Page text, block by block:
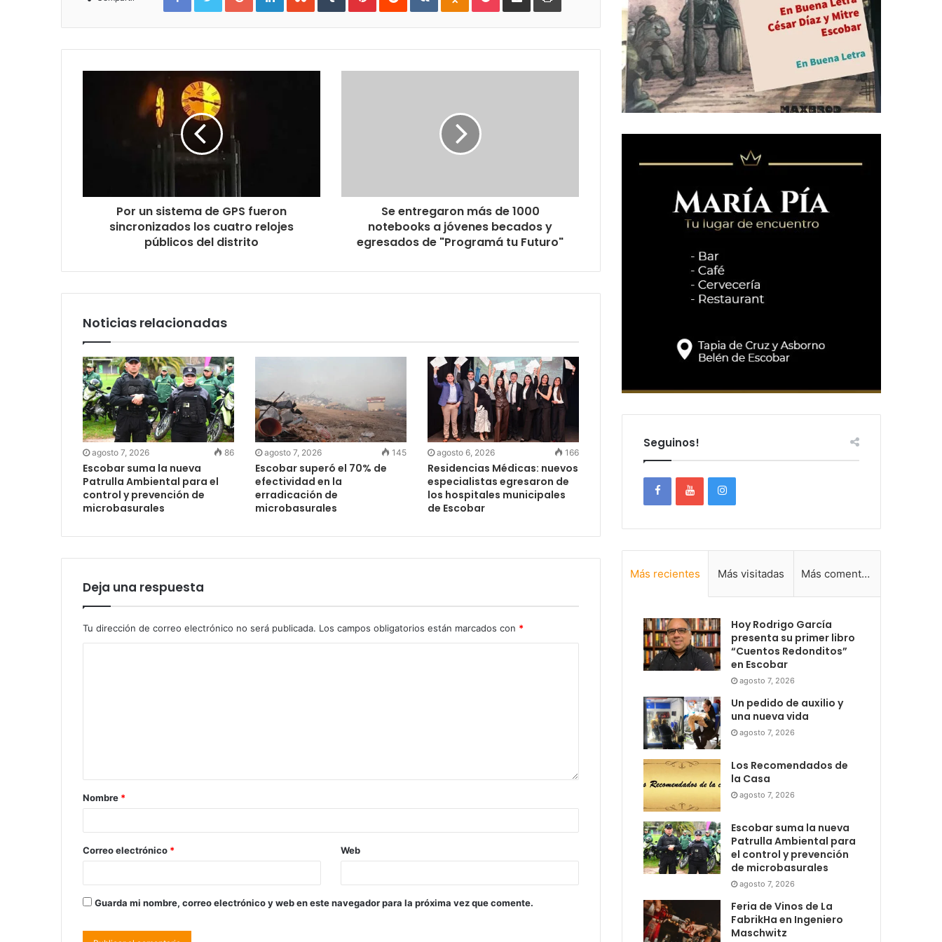
Por un sistema de GPS fueron
sincronizados los cuatro relojes
públicos del distrito
Se entregaron más de 1000
notebooks a jóvenes becados y
egresados de "Programá tu Futuro"
Noticias relacionadas
agosto 7, 2026 86
Escobar suma la nueva
Patrulla Ambiental para el
control y prevención de
microbasurales
agosto 7, 2026 145
Escobar superó el 70% de
efectividad en la
erradicación de
microbasurales
agosto 6, 2026 166
Residencias Médicas: nuevos
especialistas egresaron de
los hospitales municipales
de Escobar
Deja una respuesta
Tu dirección de correo electrónico no será publicada. Los campos obligatorios están marcados con *
Nombre *
Correo electrónico * Web
Guarda mi nombre, correo electrónico y web en este navegador para la próxima vez que comente.
Seguinos!
Más recientes Más visitadas Más comentadas
Hoy Rodrigo García
presenta su primer libro
“Cuentos Redonditos”
en Escobar
agosto 7, 2026
Un pedido de auxilio y
una nueva vida
agosto 7, 2026
Los Recomendados de
la Casa
agosto 7, 2026
Escobar suma la nueva
Patrulla Ambiental para
el control y prevención
de microbasurales
agosto 7, 2026
Feria de Vinos de La
FabrikHa en Ingeniero
Maschwitz